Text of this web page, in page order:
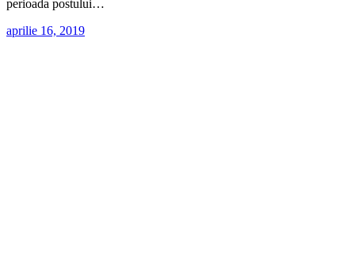
perioada postului…
aprilie 16, 2019